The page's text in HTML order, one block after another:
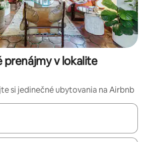
prenájmy v lokalite
si jedinečné ubytovania na Airbnb
k dispozícii, môžete si ich prechádzať